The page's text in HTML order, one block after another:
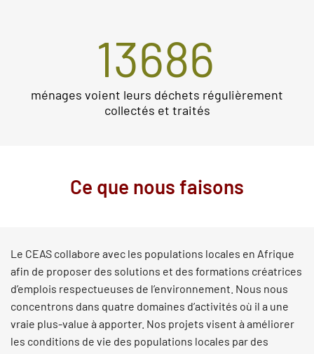
13686
ménages voient leurs déchets régulièrement
collectés et traités
Ce que nous faisons
Le CEAS collabore avec les populations locales en Afrique
afin de proposer des solutions et des formations créatrices
d’emplois respectueuses de l’environnement. Nous nous
concentrons dans quatre domaines d’activités où il a une
vraie plus-value à apporter. Nos projets visent à améliorer
les conditions de vie des populations locales par des